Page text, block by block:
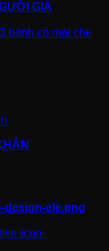
GIÀ
bánh có mái che